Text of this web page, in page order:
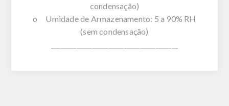
condensação)
o Umidade de Armazenamento: 5 a 90% RH
(sem condensação)